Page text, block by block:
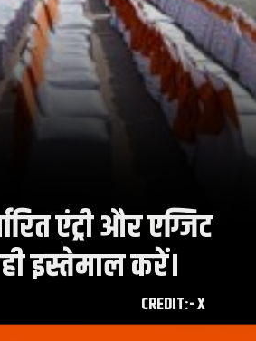
एंट्री और एग्जिट
इस्तेमाल करें।
CREDIT:- X